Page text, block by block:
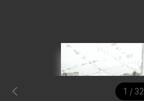
1 / 32